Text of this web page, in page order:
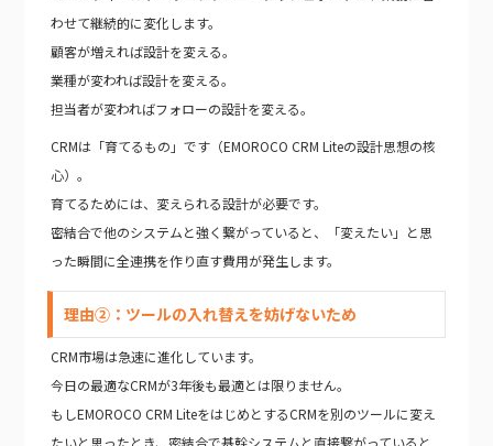
わせて継続的に変化します。
顧客が増えれば設計を変える。
業種が変われば設計を変える。
担当者が変わればフォローの設計を変える。
CRMは「育てるもの」です（EMOROCO CRM Liteの設計思想の核
心）。
育てるためには、変えられる設計が必要です。
密結合で他のシステムと強く繋がっていると、「変えたい」と思
った瞬間に全連携を作り直す費用が発生します。
理由②：ツールの入れ替えを妨げないため
CRM市場は急速に進化しています。
今日の最適なCRMが3年後も最適とは限りません。
もしEMOROCO CRM LiteをはじめとするCRMを別のツールに変え
たいと思ったとき、密結合で基幹システムと直接繋がっていると